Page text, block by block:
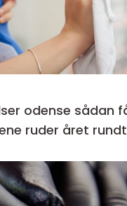
sådan får du
ruder året rundt